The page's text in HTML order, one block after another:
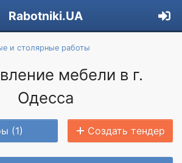
Rabotniki.UA
и столярные работы
мебели в г.
Одесса
(1) Создать тендер